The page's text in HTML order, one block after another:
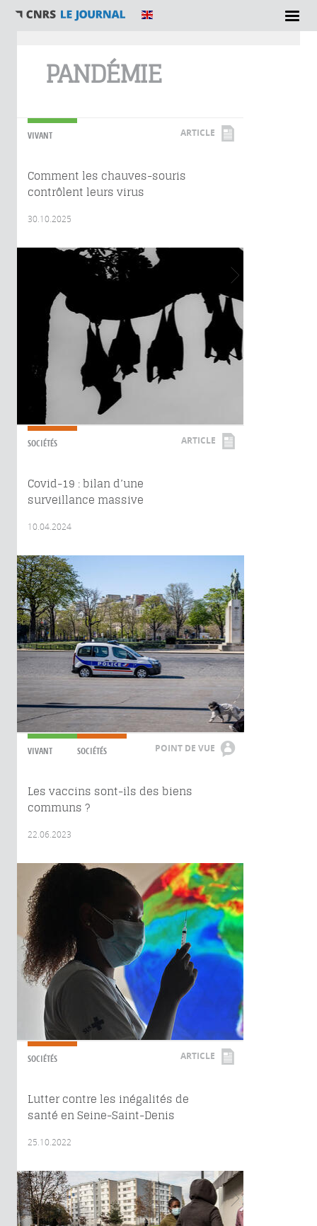
PANDÉMIE
VIVANT ARTICLE
Comment les chauves-souris
contrôlent leurs virus
30.10.2025
SOCIÉTÉS ARTICLE
Covid-19 : bilan d’une
surveillance massive
10.04.2024
VIVANT SOCIÉTÉS POINT DE VUE
Les vaccins sont-ils des biens
communs ?
22.06.2023
SOCIÉTÉS ARTICLE
Lutter contre les inégalités de
santé en Seine-Saint-Denis
25.10.2022